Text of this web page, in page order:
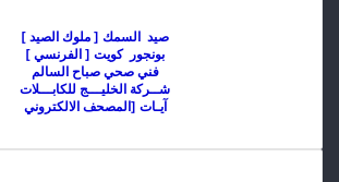
صيد السمك [ ملوك الصيد ]
بونجور كويت [ الفرنسي ]
فني صحي صباح السالم
شــركة الخليـــج للكابـــلات
آيـات [المصحف الالكتروني